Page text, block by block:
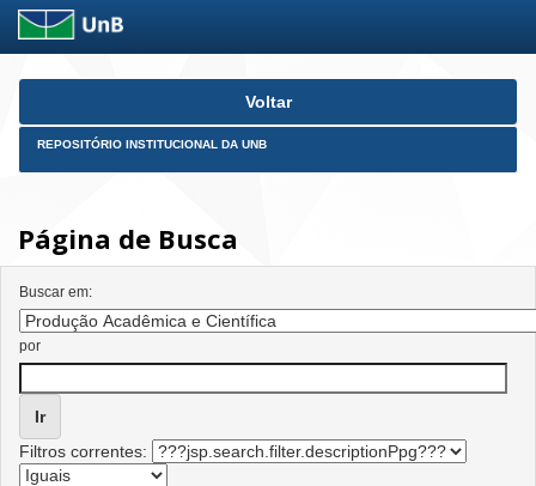
Skip
Voltar
REPOSITÓRIO INSTITUCIONAL DA UNB
Página de Busca
Buscar em:
por
Filtros correntes: